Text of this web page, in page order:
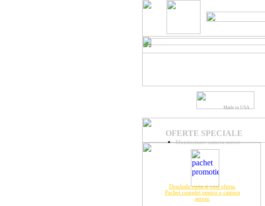
OFERTE SPECIALE
Monitorizare camera server
Made in USA
Deschide cutia si vezi oferta.
Pachet complet pentru o camera
server.